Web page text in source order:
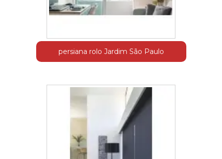
persiana rolo Jardim São Paulo